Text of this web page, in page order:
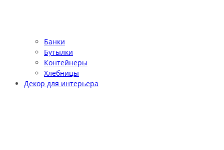
Банки
Бутылки
Контейнеры
Хлебницы
Декор для интерьера